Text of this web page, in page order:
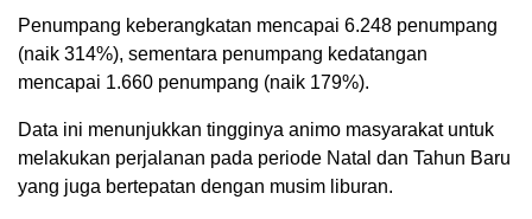
Penumpang keberangkatan mencapai 6.248 penumpang
(naik 314%), sementara penumpang kedatangan
mencapai 1.660 penumpang (naik 179%).
Data ini menunjukkan tingginya animo masyarakat untuk
melakukan perjalanan pada periode Natal dan Tahun Baru
yang juga bertepatan dengan musim liburan.